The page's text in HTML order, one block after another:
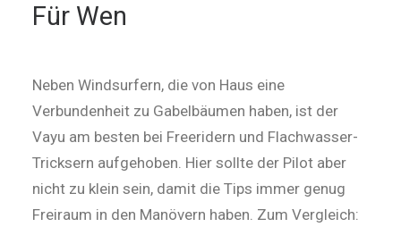
Für Wen
Neben Windsurfern, die von Haus eine
Verbundenheit zu Gabelbäumen haben, ist der
Vayu am besten bei Freeridern und Flachwasser-
Tricksern aufgehoben. Hier sollte der Pilot aber
nicht zu klein sein, damit die Tips immer genug
Freiraum in den Manövern haben. Zum Vergleich: